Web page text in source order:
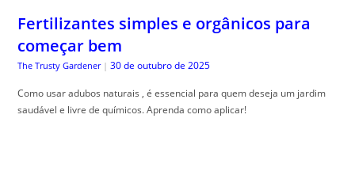
Fertilizantes simples e orgânicos para
começar bem
The Trusty Gardener | 30 de outubro de 2025
Como usar adubos naturais , é essencial para quem deseja um jardim
saudável e livre de químicos. Aprenda como aplicar!